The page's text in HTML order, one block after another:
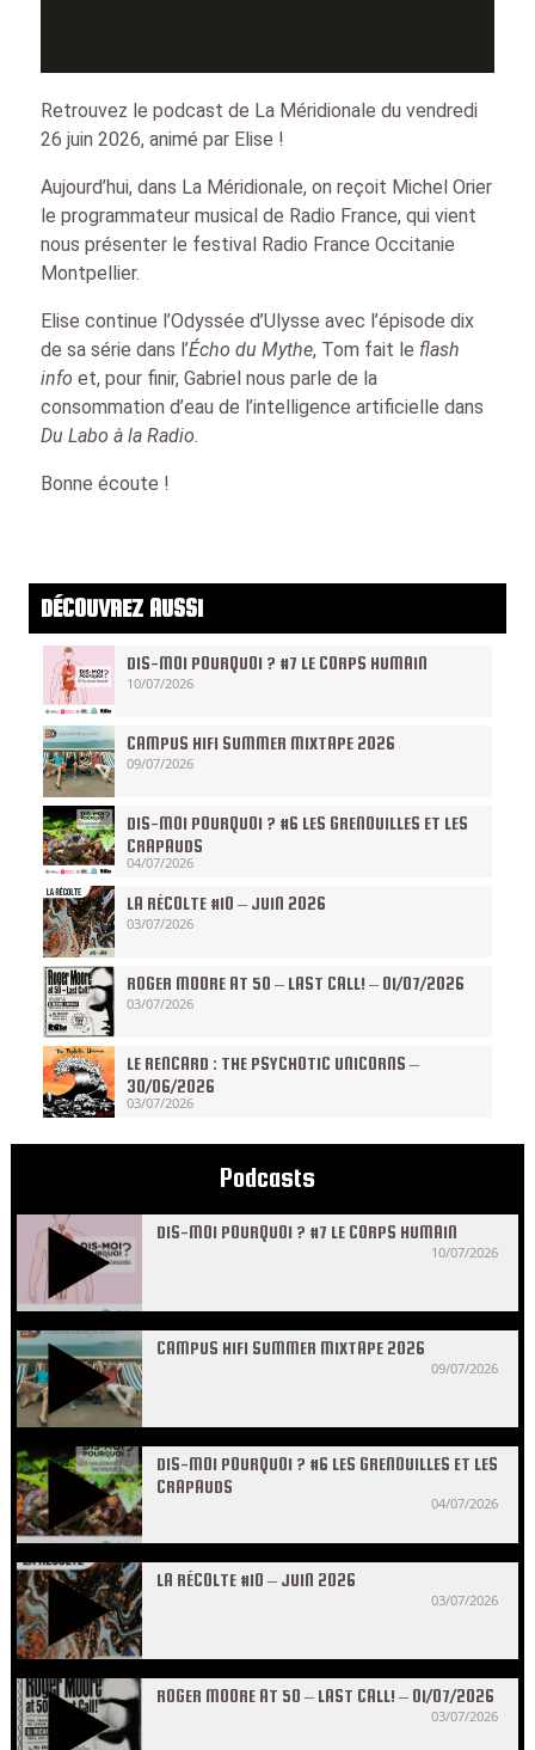
Retrouvez le podcast de La Méridionale du vendredi
26 juin 2026, animé par Elise !
Aujourd’hui, dans La Méridionale, on reçoit Michel Orier
le programmateur musical de Radio France, qui vient
nous présenter le festival Radio France Occitanie
Montpellier.
Elise continue l’Odyssée d’Ulysse avec l’épisode dix
de sa série dans l’Écho du Mythe, Tom fait le flash
info et, pour finir, Gabriel nous parle de la
consommation d’eau de l’intelligence artificielle dans
Du Labo à la Radio.
Bonne écoute !
DÉCOUVREZ AUSSI
DIS-MOI POURQUOI ? #7 LE CORPS HUMAIN
10/07/2026
CAMPUS HIFI SUMMER MIXTAPE 2026
09/07/2026
DIS-MOI POURQUOI ? #6 LES GRENOUILLES ET LES
CRAPAUDS
04/07/2026
LA RÉCOLTE #10 – JUIN 2026
03/07/2026
ROGER MOORE AT 50 – LAST CALL! – 01/07/2026
03/07/2026
LE RENCARD : THE PSYCHOTIC UNICORNS –
30/06/2026
03/07/2026
Podcasts
DIS-MOI POURQUOI ? #7 LE CORPS HUMAIN
10/07/2026
CAMPUS HIFI SUMMER MIXTAPE 2026
09/07/2026
DIS-MOI POURQUOI ? #6 LES GRENOUILLES ET LES
CRAPAUDS
04/07/2026
LA RÉCOLTE #10 – JUIN 2026
03/07/2026
ROGER MOORE AT 50 – LAST CALL! – 01/07/2026
03/07/2026